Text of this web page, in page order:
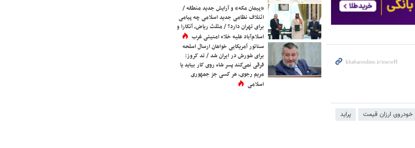
خودروی ارزان قیمت پراید
«پیمان مکه» و آرایش جدید منطقه /
ائتلاف نظامی جدید اسلامی چه پیامی
برای تهران دارد؟ / مثلث ریاض، آنکارا و
اسلام‌آباد علیه خلاء امنیتی غرب
سناتور آمریکایی خواهان ارسال اسلحه
برای شورش در ایران شد / تد کروز:
فرقی نمی‌کند پسر شاه روی کار بیاید یا
مریم رجوی، هر کسی جز جمهوری
اسلامی